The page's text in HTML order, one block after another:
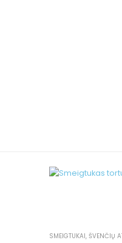
SMEIGTUKAI,ŠVENČIŲ